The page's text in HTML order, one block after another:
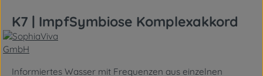
K7 | ImpfSymbiose Komplexakkord
Informiertes Wasser mit Frequenzen aus einzelnen